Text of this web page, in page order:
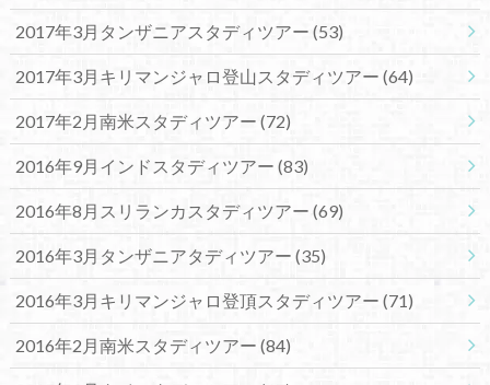
2017年3月タンザニアスタディツアー (53)
2017年3月キリマンジャロ登山スタディツアー (64)
2017年2月南米スタディツアー (72)
2016年9月インドスタディツアー (83)
2016年8月スリランカスタディツアー (69)
2016年3月タンザニアタディツアー (35)
2016年3月キリマンジャロ登頂スタディツアー (71)
2016年2月南米スタディツアー (84)